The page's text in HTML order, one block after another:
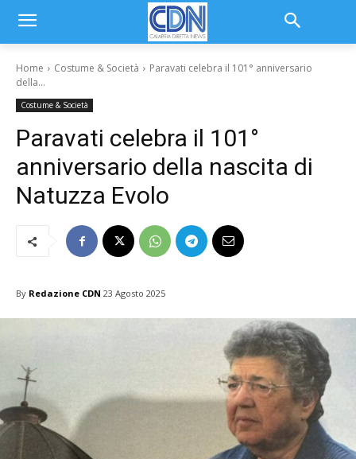
Home Costume & Società
Paravati celebra il 101° anniversario
della...
Costume & Società
Paravati celebra il 101°
anniversario della nascita di
Natuzza Evolo
By Redazione CDN 23 Agosto 2025